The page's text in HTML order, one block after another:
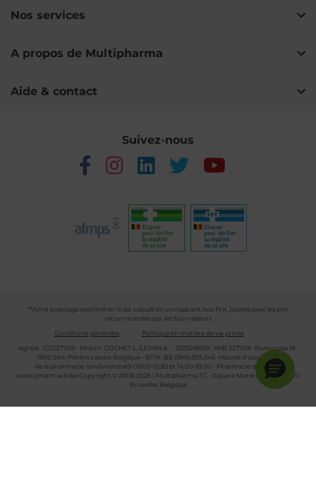
Nos services
A propos de Multipharma
Aide & contact
Suivez-nous
*Votre avantage exprimé en % est calculé en comparant nos Prix Jaunes avec les prix
recommandés par les fournisseurs
Conditions générales
Politique en matière de vie privée
Agréat. 1/2/237708 - Pharm. COCHET L./LEPAN A. - 3225299159 - APB 237708- Buitenplas 19 -
1600 Sint-Pieters-Leeuw Belgique - BTW: BE 0866.855.346 -Heures d'ouverture
de la pharmacie: lundi-vendredi 09:00-12:30 et 14:00-18:00 - Pharmacie de garde :
www.pharmacie.beCopyright © 2006-2025 | Multipharma SC - Square Marie Curie 30 - 1070
Bruxelles Belgique